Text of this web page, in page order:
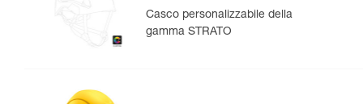
Casco personalizzabile della
gamma STRATO